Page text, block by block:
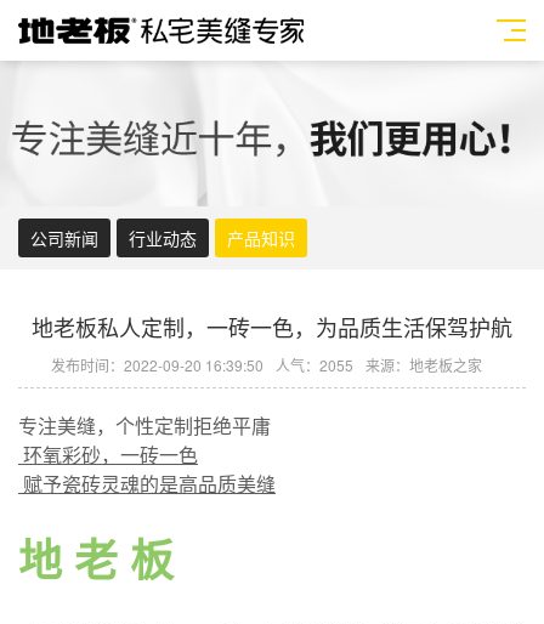
公司新闻 行业动态 产品知识
地老板私人定制，一砖一色，为品质生活保驾护航
发布时间：2022-09-20 16:39:50 人气：2055 来源：地老板之家
专注美缝，个性定制拒绝平庸
环氧彩砂，一砖一色
赋予瓷砖灵魂的是高品质美缝
地 老 板